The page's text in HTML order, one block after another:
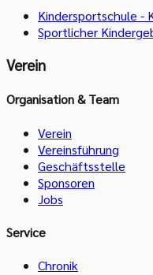
Kindersportschule -
Sportlicher
Verein
Organisation & Team
Verein
Vereinsführung
Geschäftsstelle
Sponsoren
Jobs
Service
Chronik